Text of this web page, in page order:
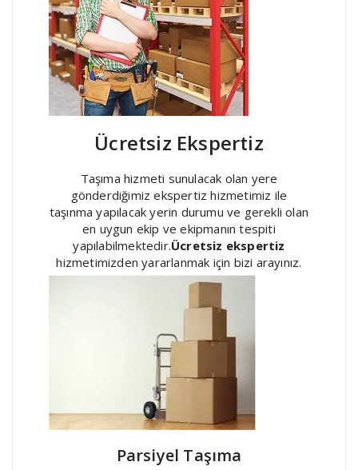
Ücretsiz Ekspertiz
Taşıma hizmeti sunulacak olan yere
gönderdiğimiz ekspertiz hizmetimiz ile
taşınma yapılacak yerin durumu ve gerekli olan
en uygun ekip ve ekipmanın tespiti
yapılabilmektedir.Ücretsiz ekspertiz
hizmetimizden yararlanmak için bizi arayınız.
Parsiyel Taşıma